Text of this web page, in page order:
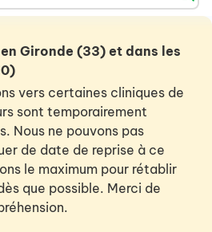
Gironde (33) et dans les
vers certaines cliniques de
sont temporairement
Nous ne pouvons pas
de date de reprise à ce
le maximum pour rétablir
que possible. Merci de